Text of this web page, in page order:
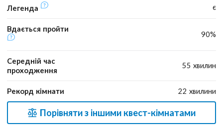
Легенда є
Вдається пройти
90%
Середній час
проходження
55 хвилин
Рекорд кімнати 22 хвилини
Порівняти з іншими квест-кімнатами